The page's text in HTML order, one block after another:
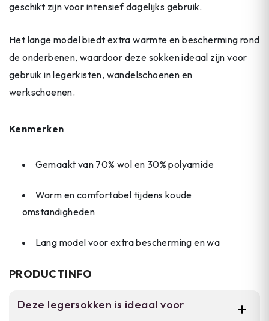
geschikt zijn voor intensief dagelijks gebruik.
Het lange model biedt extra warmte en bescherming rond
de onderbenen, waardoor deze sokken ideaal zijn voor
gebruik in legerkisten, wandelschoenen en
werkschoenen.
Kenmerken
Gemaakt van 70% wol en 30% polyamide
Warm en comfortabel tijdens koude
omstandigheden
Lang model voor extra bescherming en wa
PRODUCTINFO
Deze legersokken is ideaal voor